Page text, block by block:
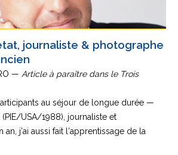
journaliste & photographe
— Article à paraître dans le Trois
au séjour de longue durée —
USA/1988), journaliste et
an, j'ai aussi fait l'apprentissage de la